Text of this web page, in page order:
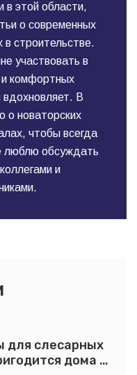
в этой области,
о современных
в строительстве.
участвовать в
и комфортных
вдохновляет. В
о новаторских
чтобы всегда
люблю обсуждать
и
для слесарных
дома и